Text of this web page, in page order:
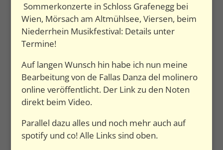
Sommerkonzerte in Schloss Grafenegg bei
Wien, Mörsach am Altmühlsee, Viersen, beim
Niederrhein Musikfestival: Details unter
Termine!
Auf langen Wunsch hin habe ich nun meine
Bearbeitung von de Fallas Danza del molinero
online veröffentlicht. Der Link zu den Noten
direkt beim Video.
Parallel dazu alles und noch mehr auch auf
spotify und co! Alle Links sind oben.